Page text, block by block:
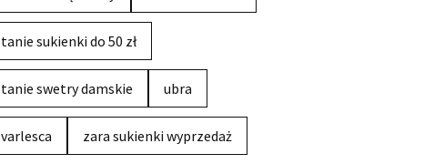
tanie sukienki do 50 zł
tanie swetry damskie ubra
varlesca zara sukienki wyprzedaż